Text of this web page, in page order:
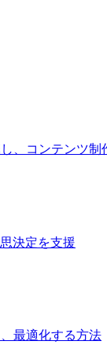
、コンテンツ制
決定を支援
最適化する方法